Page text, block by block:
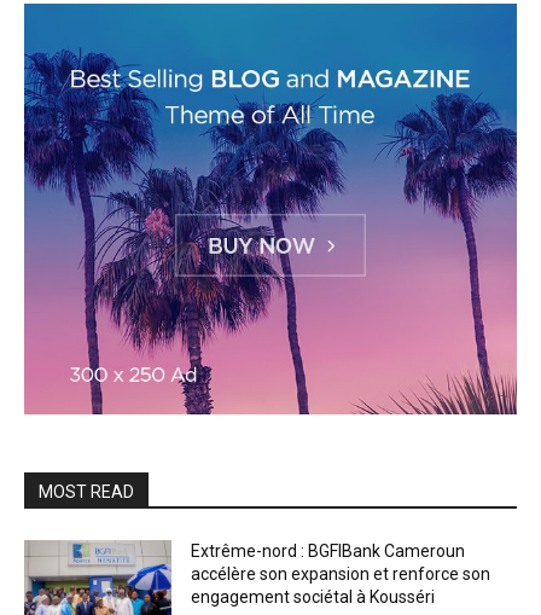
MOST READ
Extrême-nord : BGFIBank Cameroun
accélère son expansion et renforce son
engagement sociétal à Kousséri